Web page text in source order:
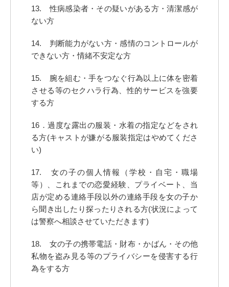
13. 性病感染者・その疑いがある方・清潔感が
ない方
14. 判断能力がない方・感情のコントロールが
できない方・情緒不安定な方
15. 腕を組む・手をつなぐ行為以上に体を密着
させる等のセクハラ行為、性的サービスを強要
する方
16．過度な露出の服装・水着の指定などをされ
る方(キャストが嫌がる服装指定はやめてくださ
い)
17. 女の子の個人情報（学校・自宅・職場
等）、これまでの恋愛経験、プライベート、当
店が定める連絡手段以外の連絡手段を女の子か
ら聞き出したり探ったりされる方(状況によって
は警察へ相談させていただきます)
18. 女の子の携帯電話・財布・かばん・その他
私物を盗み見る等のプライバシーを侵害する行
為をする方